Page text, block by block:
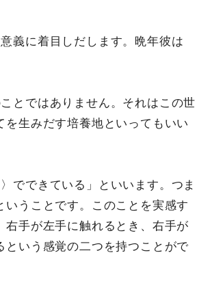
義に着目しだします。晩年彼は
とではありません。それはこの世
生みだす培養地といってもいい
でできている」といいます。つま
うことです。このことを実感す
手が左手に触れるとき、右手が
いう感覚の二つを持つことがで